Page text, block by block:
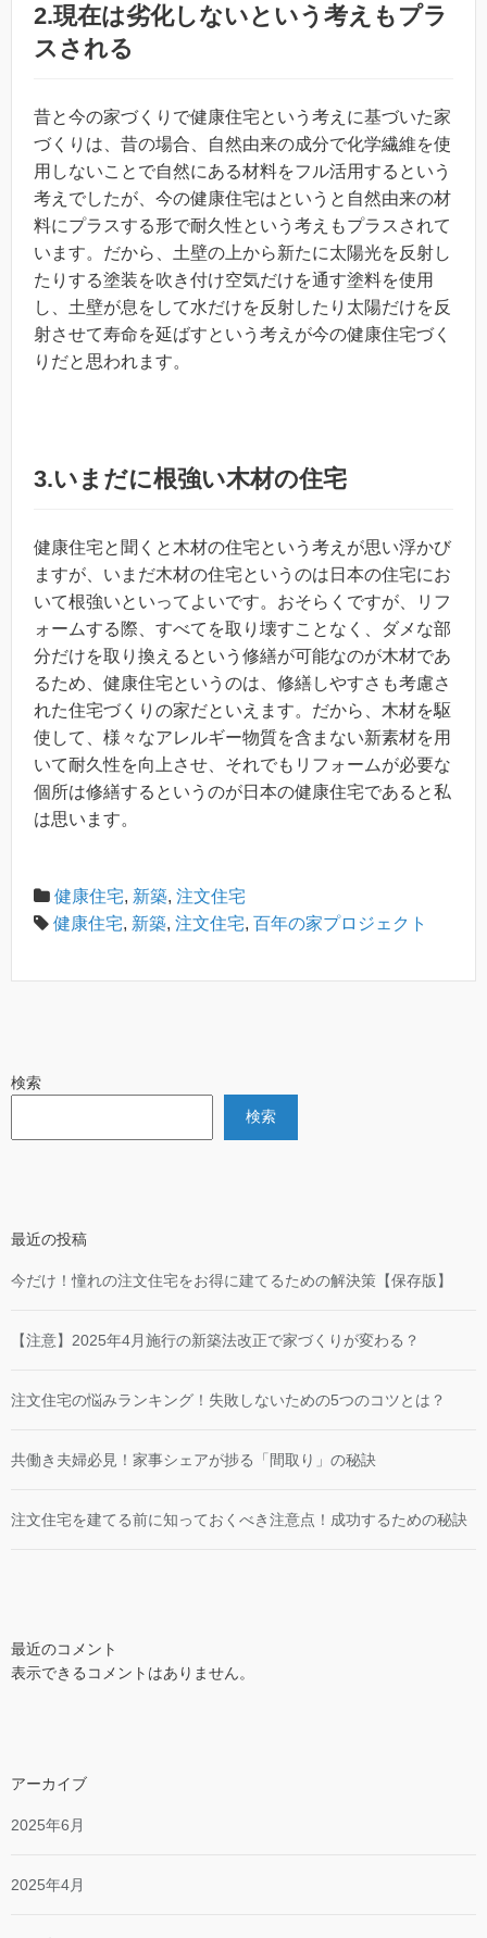
2.現在は劣化しないという考えもプラ
スされる
昔と今の家づくりで健康住宅という考えに基づいた家
づくりは、昔の場合、自然由来の成分で化学繊維を使
用しないことで自然にある材料をフル活用するという
考えでしたが、今の健康住宅はというと自然由来の材
料にプラスする形で耐久性という考えもプラスされて
います。だから、土壁の上から新たに太陽光を反射し
たりする塗装を吹き付け空気だけを通す塗料を使用
し、土壁が息をして水だけを反射したり太陽だけを反
射させて寿命を延ばすという考えが今の健康住宅づく
りだと思われます。
3.いまだに根強い木材の住宅
健康住宅と聞くと木材の住宅という考えが思い浮かび
ますが、いまだ木材の住宅というのは日本の住宅にお
いて根強いといってよいです。おそらくですが、リフ
ォームする際、すべてを取り壊すことなく、ダメな部
分だけを取り換えるという修繕が可能なのが木材であ
るため、健康住宅というのは、修繕しやすさも考慮さ
れた住宅づくりの家だといえます。だから、木材を駆
使して、様々なアレルギー物質を含まない新素材を用
いて耐久性を向上させ、それでもリフォームが必要な
個所は修繕するというのが日本の健康住宅であると私
は思います。
健康住宅, 新築, 注文住宅
健康住宅, 新築, 注文住宅, 百年の家プロジェクト
検索
検索
最近の投稿
今だけ！憧れの注文住宅をお得に建てるための解決策【保存版】
【注意】2025年4月施行の新築法改正で家づくりが変わる？
注文住宅の悩みランキング！失敗しないための5つのコツとは？
共働き夫婦必見！家事シェアが捗る「間取り」の秘訣
注文住宅を建てる前に知っておくべき注意点！成功するための秘訣
最近のコメント
表示できるコメントはありません。
アーカイブ
2025年6月
2025年4月